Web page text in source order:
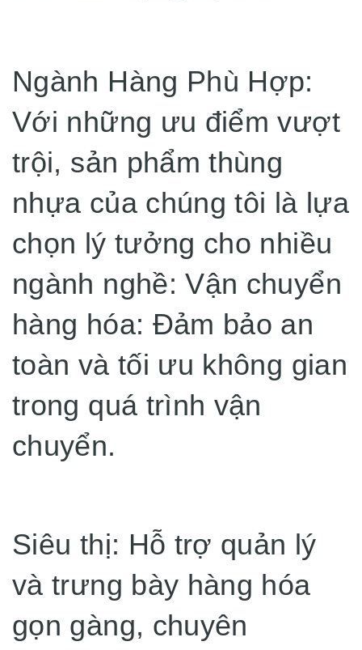
Ngành Hàng Phù Hợp:
Với những ưu điểm vượt
trội, sản phẩm thùng
nhựa của chúng tôi là lựa
chọn lý tưởng cho nhiều
ngành nghề: Vận chuyển
hàng hóa: Đảm bảo an
toàn và tối ưu không gian
trong quá trình vận
chuyển.
Siêu thị: Hỗ trợ quản lý
và trưng bày hàng hóa
gọn gàng, chuyên